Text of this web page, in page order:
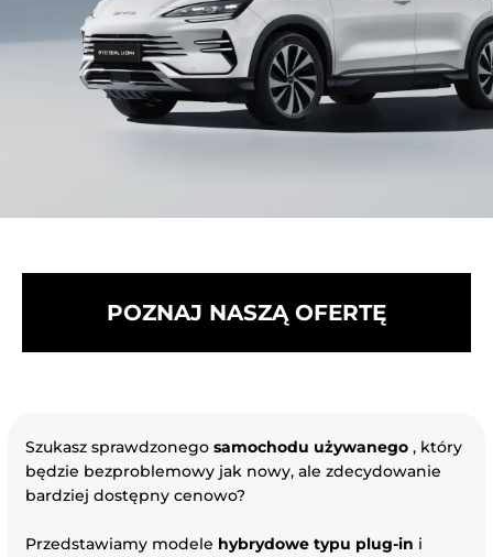
POZNAJ NASZĄ OFERTĘ
Szukasz sprawdzonego samochodu używanego , który
będzie bezproblemowy jak nowy, ale zdecydowanie
bardziej dostępny cenowo?
Przedstawiamy modele hybrydowe typu plug-in i